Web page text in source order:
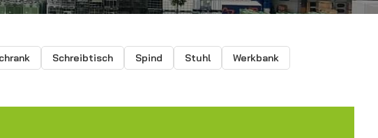
Schreibtisch Spind Stuhl
Werkbank